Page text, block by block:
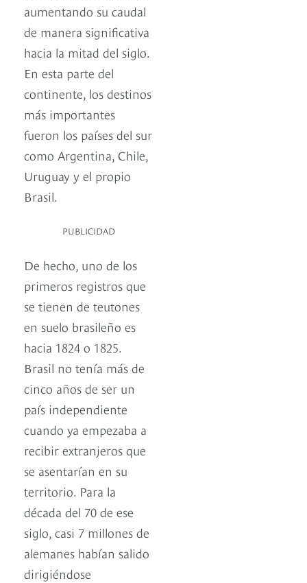
aumentando su caudal
de manera significativa
hacia la mitad del siglo.
En esta parte del
continente, los destinos
más importantes
fueron los países del sur
como Argentina, Chile,
Uruguay y el propio
Brasil.
PUBLICIDAD
De hecho, uno de los
primeros registros que
se tienen de teutones
en suelo brasileño es
hacia 1824 o 1825.
Brasil no tenía más de
cinco años de ser un
país independiente
cuando ya empezaba a
recibir extranjeros que
se asentarían en su
territorio. Para la
década del 70 de ese
siglo, casi 7 millones de
alemanes habían salido
dirigiéndose